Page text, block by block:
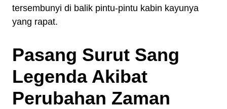
tersembunyi di balik pintu-pintu kabin kayunya
yang rapat.
Pasang Surut Sang
Legenda Akibat
Perubahan Zaman